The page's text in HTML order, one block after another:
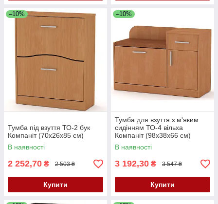
–10%
Тумба під взуття ТО-2 бук
Компаніт (70х26х85 см)
В наявності
2 252,70 ₴ 2 503 ₴
Купити
–10%
Тумба для взуття з м'яким
сидінням ТО-4 вільха
Компаніт (98х38х66 см)
В наявності
3 192,30 ₴ 3 547 ₴
Купити